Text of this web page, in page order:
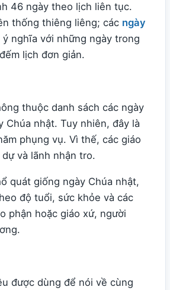
46 ngày theo lịch liên tục.
thống thiêng liêng; các ngày
nghĩa với những ngày trong
lịch đơn giản.
thuộc danh sách các ngày
nhật. Tuy nhiên, đây là
phụng vụ. Vì thế, các giáo
và lãnh nhận tro.
quát giống ngày Chúa nhật,
độ tuổi, sức khỏe và các
phận hoặc giáo xứ, người
được dùng để nói về cùng